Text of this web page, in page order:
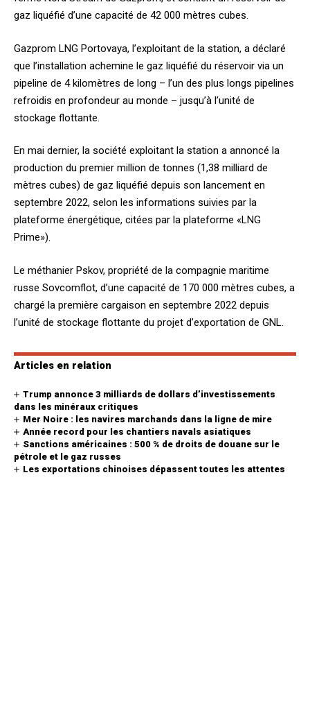
gaz liquéfié d’une capacité de 42 000 mètres cubes.
Gazprom LNG Portovaya, l’exploitant de la station, a déclaré
que l’installation achemine le gaz liquéfié du réservoir via un
pipeline de 4 kilomètres de long – l’un des plus longs pipelines
refroidis en profondeur au monde – jusqu’à l’unité de
stockage flottante.
En mai dernier, la société exploitant la station a annoncé la
production du premier million de tonnes (1,38 milliard de
mètres cubes) de gaz liquéfié depuis son lancement en
septembre 2022, selon les informations suivies par la
plateforme énergétique, citées par la plateforme «LNG
Prime»).
Le méthanier Pskov, propriété de la compagnie maritime
russe Sovcomflot, d’une capacité de 170 000 mètres cubes, a
chargé la première cargaison en septembre 2022 depuis
l’unité de stockage flottante du projet d’exportation de GNL.
Articles en relation
Trump annonce 3 milliards de dollars d’investissements
dans les minéraux critiques
Mer Noire : les navires marchands dans la ligne de mire
Année record pour les chantiers navals asiatiques
Sanctions américaines : 500 % de droits de douane sur le
pétrole et le gaz russes
Les exportations chinoises dépassent toutes les attentes